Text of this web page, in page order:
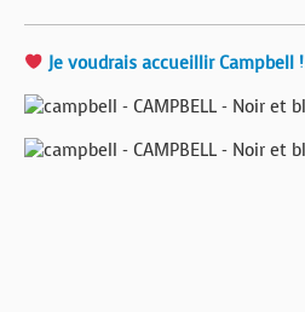
Je voudrais accueillir Campbell !